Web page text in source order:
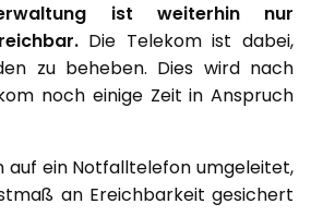
ist weiterhin nur
Die Telekom ist dabei,
zu beheben. Dies wird nach
noch einige Zeit in Anspruch
auf ein Notfalltelefon umgeleitet,
an Ereichbarkeit gesichert